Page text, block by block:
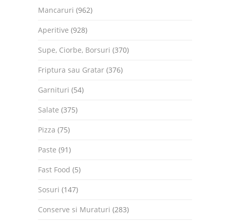
Mancaruri (962)
Aperitive (928)
Supe, Ciorbe, Borsuri (370)
Friptura sau Gratar (376)
Garnituri (54)
Salate (375)
Pizza (75)
Paste (91)
Fast Food (5)
Sosuri (147)
Conserve si Muraturi (283)